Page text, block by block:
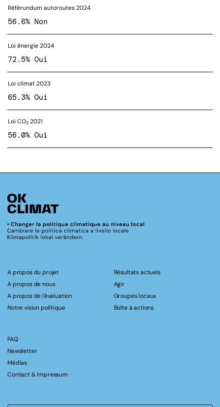
Référundum autoroutes 2024
56.6% Non
Loi énergie 2024
72.5% Oui
Loi climat 2023
65.3% Oui
Loi CO2 2021
56.0% Oui
A propos du projet
A propos de nous
A propos de l'évaluation
Notre vision politique
Résultats actuels
Agir
Groupes locaux
Boîte à actions
FAQ
Newsletter
Médias
Contact & Impressum